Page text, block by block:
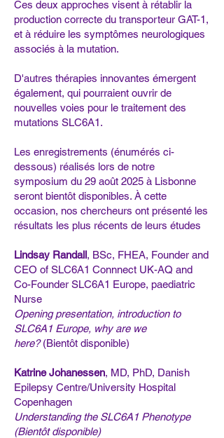
Ces deux approches visent à rétablir la
production correcte du transporteur GAT-1,
et à réduire les symptômes neurologiques
associés à la mutation.
D'autres thérapies innovantes émergent
également, qui pourraient ouvrir de
nouvelles voies pour le traitement des
mutations SLC6A1.
Les enregistrements (énumérés ci-
dessous) réalisés lors de notre
symposium du 29 août 2025 à Lisbonne
seront bientôt disponibles. À cette
occasion, nos chercheurs ont présenté les
résultats les plus récents de leurs études
Lindsay Randall, BSc, FHEA, Founder and
CEO of SLC6A1 Connnect UK-AQ and
Co-Founder SLC6A1 Europe, paediatric
Nurse
Opening presentation, introduction to
SLC6A1 Europe, why are we
here?(Bientôt disponible)
Katrine Johanessen, MD, PhD, Danish
Epilepsy Centre/University Hospital
Copenhagen
Understanding the SLC6A1 Phenotype
(Bientôt disponible)